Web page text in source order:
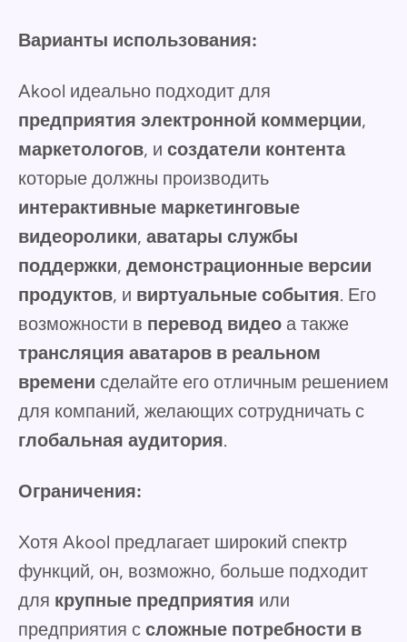
Варианты использования:
Akool идеально подходит для
предприятия электронной коммерции,
маркетологов, и создатели контента
которые должны производить
интерактивные маркетинговые
видеоролики, аватары службы
поддержки, демонстрационные версии
продуктов, и виртуальные события. Его
возможности в перевод видео а также
трансляция аватаров в реальном
времени сделайте его отличным решением
для компаний, желающих сотрудничать с
глобальная аудитория.
Ограничения:
Хотя Akool предлагает широкий спектр
функций, он, возможно, больше подходит
для крупные предприятия или
предприятия с сложные потребности в